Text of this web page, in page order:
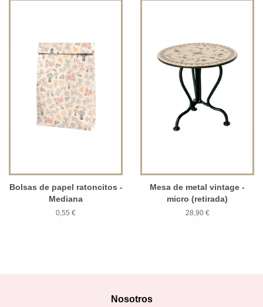
Bolsas de papel ratoncitos -
Mediana
0,55 €
Mesa de metal vintage -
micro (retirada)
28,90 €
Nosotros